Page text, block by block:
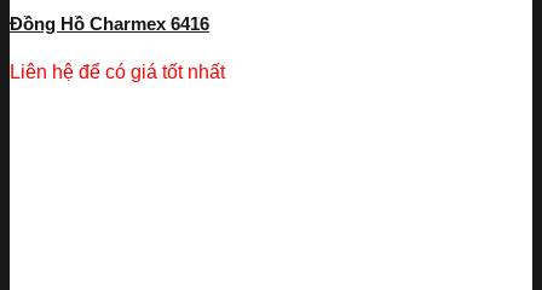
Đồng Hồ Charmex 6416
Liên hệ để có giá tốt nhất